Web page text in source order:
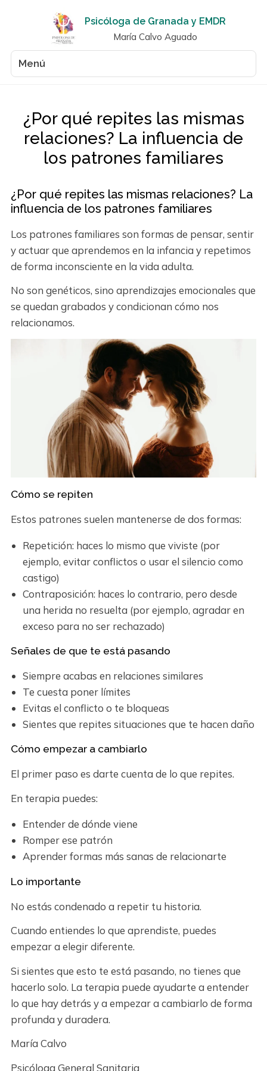
Psicóloga de Granada y EMDR
María Calvo Aguado
Menú
¿Por qué repites las mismas
relaciones? La influencia de
los patrones familiares
¿Por qué repites las mismas relaciones? La
influencia de los patrones familiares
Los patrones familiares son formas de pensar, sentir
y actuar que aprendemos en la infancia y repetimos
de forma inconsciente en la vida adulta.
No son genéticos, sino aprendizajes emocionales que
se quedan grabados y condicionan cómo nos
relacionamos.
Cómo se repiten
Estos patrones suelen mantenerse de dos formas:
Repetición: haces lo mismo que viviste (por
ejemplo, evitar conflictos o usar el silencio como
castigo)
Contraposición: haces lo contrario, pero desde
una herida no resuelta (por ejemplo, agradar en
exceso para no ser rechazado)
Señales de que te está pasando
Siempre acabas en relaciones similares
Te cuesta poner límites
Evitas el conflicto o te bloqueas
Sientes que repites situaciones que te hacen daño
Cómo empezar a cambiarlo
El primer paso es darte cuenta de lo que repites.
En terapia puedes:
Entender de dónde viene
Romper ese patrón
Aprender formas más sanas de relacionarte
Lo importante
No estás condenado a repetir tu historia.
Cuando entiendes lo que aprendiste, puedes
empezar a elegir diferente.
Si sientes que esto te está pasando, no tienes que
hacerlo solo. La terapia puede ayudarte a entender
lo que hay detrás y a empezar a cambiarlo de forma
profunda y duradera.
María Calvo
Psicóloga General Sanitaria